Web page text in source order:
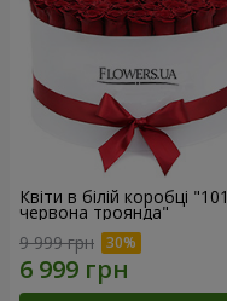
Квіти в білій коробці "101
червона троянда"
9 999 грн